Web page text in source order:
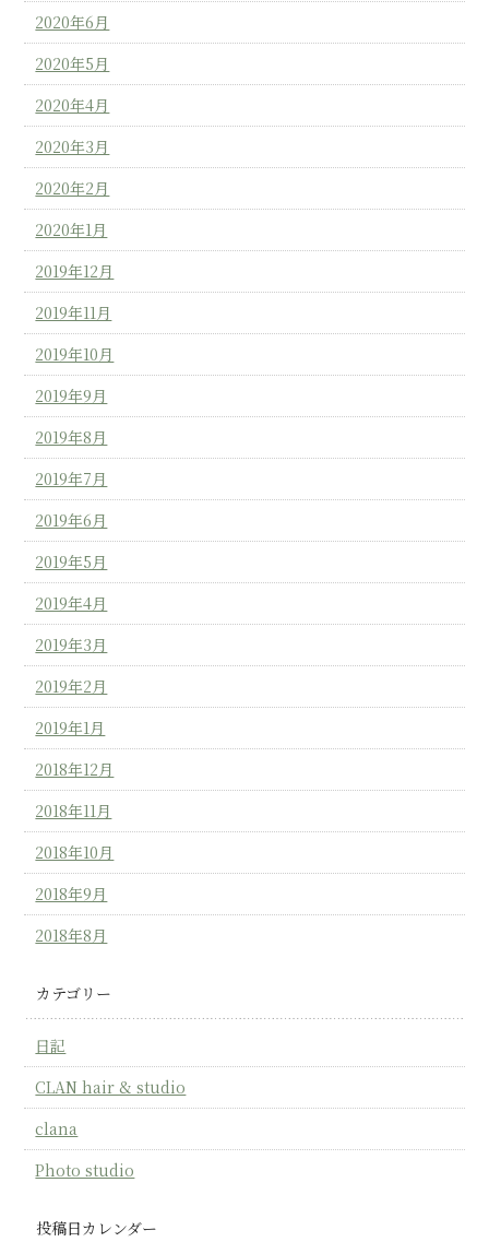
2020年6月
2020年5月
2020年4月
2020年3月
2020年2月
2020年1月
2019年12月
2019年11月
2019年10月
2019年9月
2019年8月
2019年7月
2019年6月
2019年5月
2019年4月
2019年3月
2019年2月
2019年1月
2018年12月
2018年11月
2018年10月
2018年9月
2018年8月
カテゴリー
日記
CLAN hair & studio
clana
Photo studio
投稿日カレンダー